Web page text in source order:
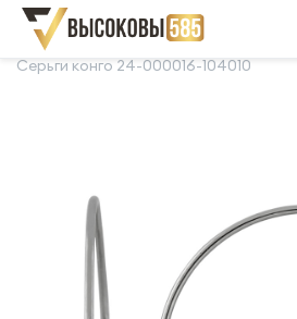
Главная Склад готовой продукции
Серьги конго 24-000016-104010